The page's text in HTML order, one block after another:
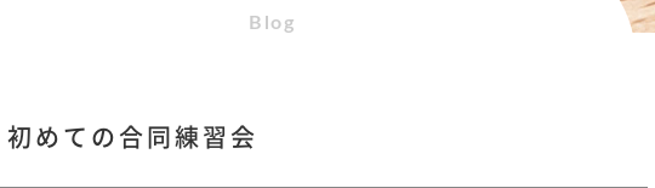
Blog
初めての合同練習会